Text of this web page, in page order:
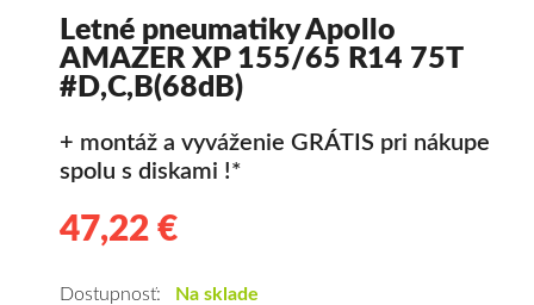
Letné pneumatiky Apollo
AMAZER XP 155/65 R14 75T
#D,C,B(68dB)
+ montáž a vyváženie GRÁTIS pri nákupe
spolu s diskami !*
47,22 €
pneumatiky
Dostupnosť: Na sklade